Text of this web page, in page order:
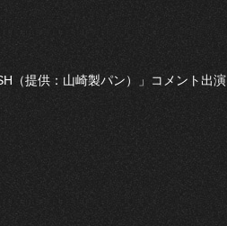
（提供：山崎製パン）」コメント出演